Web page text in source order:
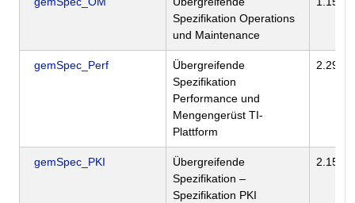
Spezifikation Operations
und Maintenance
gemSpec_Perf
Übergreifende
Spezifikation
Performance und
Mengengerüst TI-
Plattform
2.29.0
gemSpec_PKI
Übergreifende
Spezifikation –
Spezifikation PKI
2.15.0